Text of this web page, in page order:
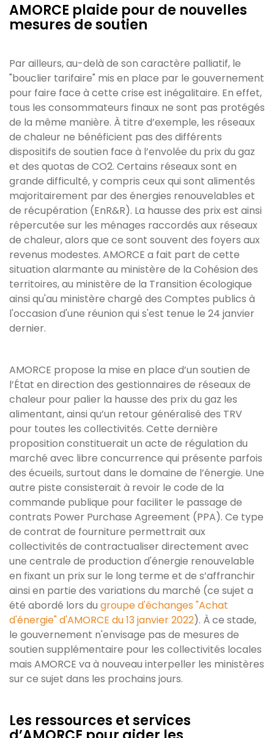
AMORCE plaide pour de nouvelles
mesures de soutien
Par ailleurs, au-delà de son caractère palliatif, le
"bouclier tarifaire" mis en place par le gouvernement
pour faire face à cette crise est inégalitaire. En effet,
tous les consommateurs finaux ne sont pas protégés
de la même manière. À titre d’exemple, les réseaux
de chaleur ne bénéficient pas des différents
dispositifs de soutien face à l’envolée du prix du gaz
et des quotas de CO2. Certains réseaux sont en
grande difficulté, y compris ceux qui sont alimentés
majoritairement par des énergies renouvelables et
de récupération (EnR&R). La hausse des prix est ainsi
répercutée sur les ménages raccordés aux réseaux
de chaleur, alors que ce sont souvent des foyers aux
revenus modestes. AMORCE a fait part de cette
situation alarmante au ministère de la Cohésion des
territoires, au ministère de la Transition écologique
ainsi qu'au ministère chargé des Comptes publics à
l'occasion d'une réunion qui s'est tenue le 24 janvier
dernier.
AMORCE propose la mise en place d’un soutien de
l’État en direction des gestionnaires de réseaux de
chaleur pour palier la hausse des prix du gaz les
alimentant, ainsi qu’un retour généralisé des TRV
pour toutes les collectivités. Cette dernière
proposition constituerait un acte de régulation du
marché avec libre concurrence qui présente parfois
des écueils, surtout dans le domaine de l’énergie. Une
autre piste consisterait à revoir le code de la
commande publique pour faciliter le passage de
contrats Power Purchase Agreement (PPA). Ce type
de contrat de fourniture permettrait aux
collectivités de contractualiser directement avec
une centrale de production d'énergie renouvelable
en fixant un prix sur le long terme et de s’affranchir
ainsi en partie des variations du marché (ce sujet a
été abordé lors du groupe d'échanges "Achat
d'énergie" d'AMORCE du 13 janvier 2022). À ce stade,
le gouvernement n'envisage pas de mesures de
soutien supplémentaire pour les collectivités locales
mais AMORCE va à nouveau interpeller les ministères
sur ce sujet dans les prochains jours.
Les ressources et services